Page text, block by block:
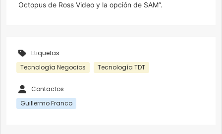
Octopus de Ross Video y la opción de SAM”.
Etiquetas
Tecnología Negocios
Tecnología TDT
Contactos
Guillermo Franco